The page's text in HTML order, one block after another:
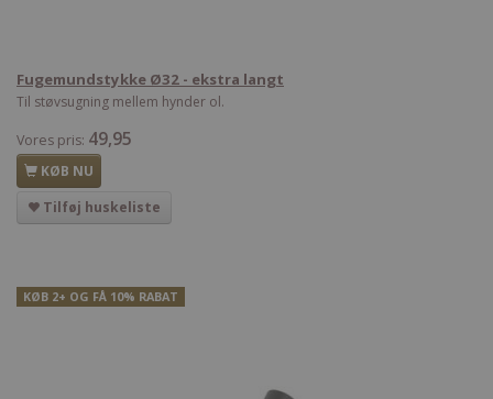
Fugemundstykke Ø32 - ekstra langt
Til støvsugning mellem hynder ol.
Vores pris: 49,95
KØB NU
Tilføj huskeliste
KØB 2+ OG FÅ 10% RABAT